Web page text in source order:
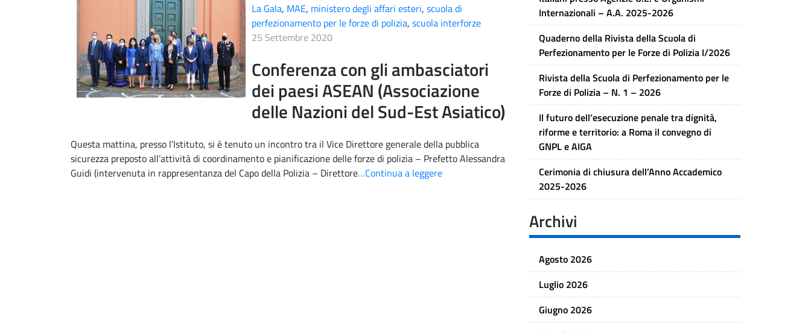
La Gala, MAE, ministero degli affari esteri, scuola di
perfezionamento per le forze di polizia, scuola interforze
25 Settembre 2020
Conferenza con gli ambasciatori
dei paesi ASEAN (Associazione
delle Nazioni del Sud-Est Asiatico)
Questa mattina, presso l’Istituto, si è tenuto un incontro tra il Vice Direttore generale della pubblica
sicurezza preposto all’attività di coordinamento e pianificazione delle forze di polizia – Prefetto Alessandra
Guidi (intervenuta in rappresentanza del Capo della Polizia – Direttore…Continua a leggere
Internazionali – A.A. 2025-2026
Quaderno della Rivista della Scuola di
Perfezionamento per le Forze di Polizia I/2026
Rivista della Scuola di Perfezionamento per le
Forze di Polizia – N. 1 – 2026
Il futuro dell’esecuzione penale tra dignità,
riforme e territorio: a Roma il convegno di
GNPL e AIGA
Cerimonia di chiusura dell’Anno Accademico
2025-2026
Archivi
Agosto 2026
Luglio 2026
Giugno 2026